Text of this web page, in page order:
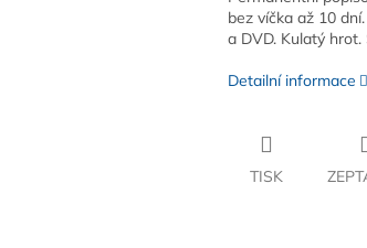
bez víčka až 10
a DVD. Kulatý hrot.
Detailní informace
TISK